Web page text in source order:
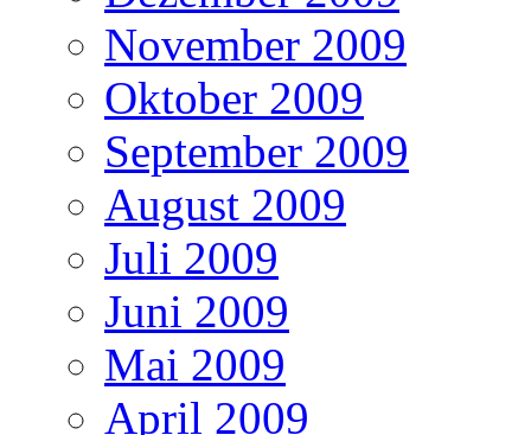
November 2009
Oktober 2009
September 2009
August 2009
Juli 2009
Juni 2009
Mai 2009
April 2009